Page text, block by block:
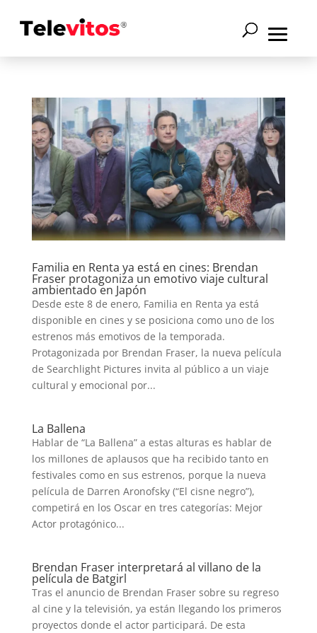
Familia en Renta ya está en cines: Brendan
Fraser protagoniza un emotivo viaje cultural
ambientado en Japón
Desde este 8 de enero, Familia en Renta ya está
disponible en cines y se posiciona como uno de los
estrenos más emotivos de la temporada.
Protagonizada por Brendan Fraser, la nueva película
de Searchlight Pictures invita al público a un viaje
cultural y emocional por...
La Ballena
Hablar de “La Ballena” a estas alturas es hablar de
los millones de aplausos que ha recibido tanto en
festivales como en sus estrenos, porque la nueva
película de Darren Aronofsky (“El cisne negro”),
competirá en los Oscar en tres categorías: Mejor
Actor protagónico...
Brendan Fraser interpretará al villano de la
película de Batgirl
Tras el anuncio de Brendan Fraser sobre su regreso
al cine y la televisión, ya están llegando los primeros
proyectos donde el actor participará. De esta